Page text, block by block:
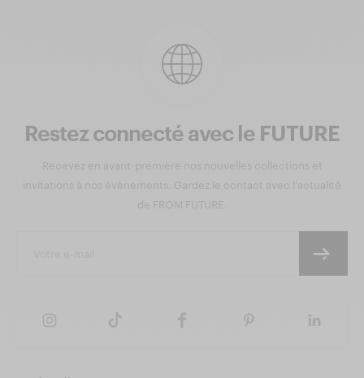
Restez connecté avec le FUTURE
Recevez en avant-première nos nouvelles collections et
invitations à nos évènements. Gardez le contact avec l'actualité
de FROM FUTURE.